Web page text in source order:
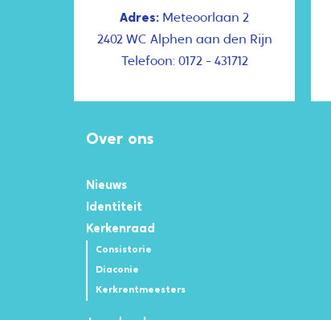
Adres: Meteoorlaan 2
2402 WC Alphen aan den Rijn
Telefoon: 0172 - 431712
Over ons
Nieuws
Identiteit
Kerkenraad
Consistorie
Diaconie
Kerkrentmeesters